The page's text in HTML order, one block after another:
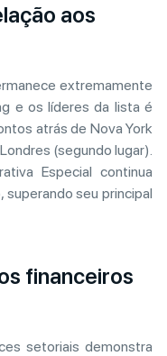
aos
extremamente
e os líderes da lista é
atrás de Nova York
(segundo lugar).
Especial continua
superando seu principal
financeiros
setoriais demonstra